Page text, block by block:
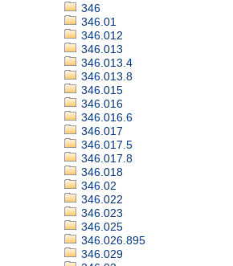
346
346.01
346.012
346.013
346.013.4
346.013.8
346.015
346.016
346.016.6
346.017
346.017.5
346.017.8
346.018
346.02
346.022
346.023
346.025
346.026.895
346.029